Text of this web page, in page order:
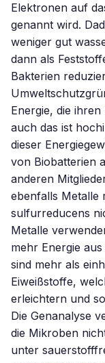
Elektronen auf
genannt wird.
weniger gut
dann als
Bakterien
Energie, die
auch das ist
dieser
von Biobatterien
anderen
ebenfalls Metalle
sulfurreducens
Metalle
mehr Energie
sind mehr als
Eiweißstoffe,
erleichtern und
Die Genanalyse
die Mikroben
unter